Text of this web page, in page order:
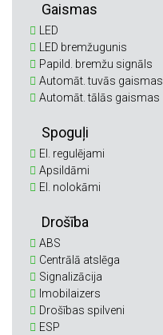
Gaismas
LED
LED bremžugunis
Papild. bremžu signāls
Automāt. tuvās gaismas
Automāt. tālās gaismas
Spoguļi
El. regulējami
Apsildāmi
El. nolokāmi
Drošība
ABS
Centrālā atslēga
Signalizācija
Imobilaizers
Drošības spilveni
ESP